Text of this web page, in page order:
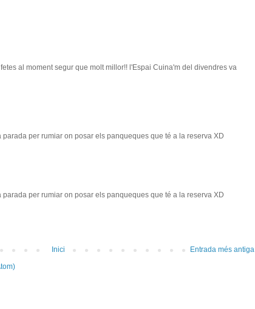
al moment segur que molt millor!! l'Espai Cuina'm del divendres va
per rumiar on posar els panqueques que té a la reserva XD
per rumiar on posar els panqueques que té a la reserva XD
Entrada més antiga
Inici